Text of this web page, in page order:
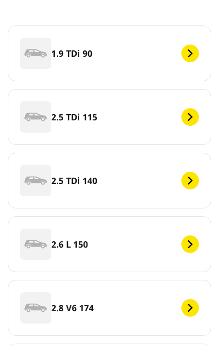
1.9 TDi 90
2.5 TDi 115
2.5 TDi 140
2.6 L 150
2.8 V6 174